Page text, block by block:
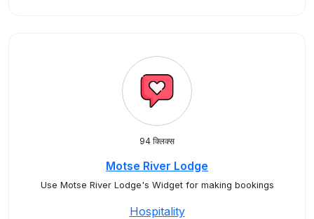
94 क्लिक्स
Motse River Lodge
Use Motse River Lodge's Widget for making bookings
Hospitality